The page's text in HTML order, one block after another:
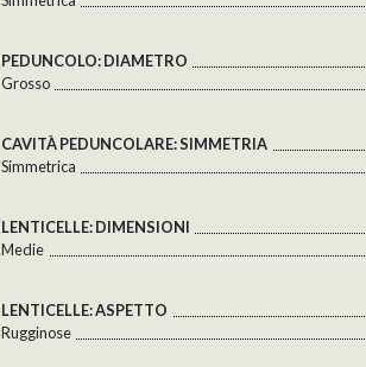
PEDUNCOLO: DIAMETRO
Grosso
CAVITÀ PEDUNCOLARE: SIMMETRIA
Simmetrica
LENTICELLE: DIMENSIONI
Medie
LENTICELLE: ASPETTO
Rugginose